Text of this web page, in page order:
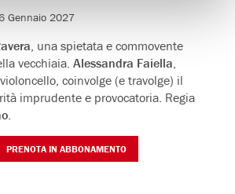
PRENOTA IN ABBONAMENTO